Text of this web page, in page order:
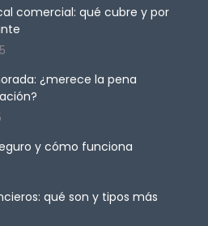
comercial: qué cubre y por
¿merece la pena
y cómo funciona
qué son y tipos más